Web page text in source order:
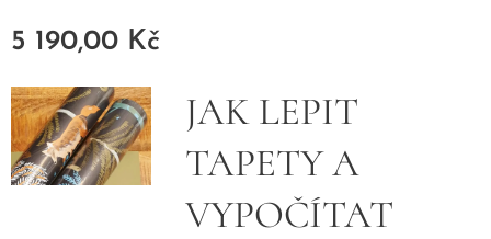
5 190,00 Kč
JAK LEPIT
TAPETY A
VYPOČÍTAT